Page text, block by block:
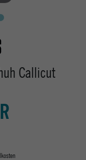
Callicut